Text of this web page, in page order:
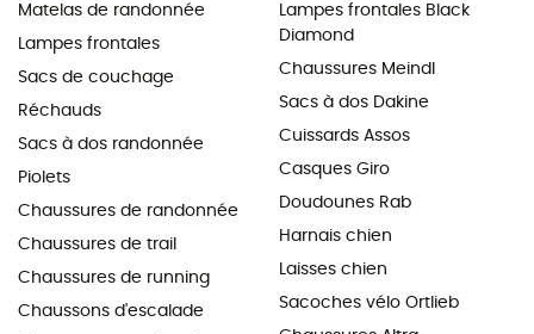
Matelas de randonnée
Lampes frontales
Sacs de couchage
Réchauds
Sacs à dos randonnée
Piolets
Chaussures de randonnée
Chaussures de trail
Chaussures de running
Chaussons d'escalade
Lampes frontales Black
Diamond
Chaussures Meindl
Sacs à dos Dakine
Cuissards Assos
Casques Giro
Doudounes Rab
Harnais chien
Laisses chien
Sacoches vélo Ortlieb